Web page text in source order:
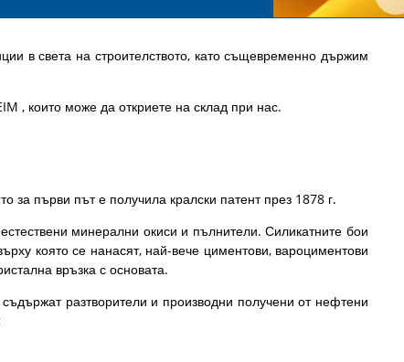
в света на строителството, като същевременно държим
, които може да откриете на склад при нас.
за първи път е получила кралски патент през 1878 г.
минерални окиси и пълнители. Силикатните бои
която се нанасят, най-вече циментови, вароциментови
връзка с основата.
разтворители и производни получени от нефтени